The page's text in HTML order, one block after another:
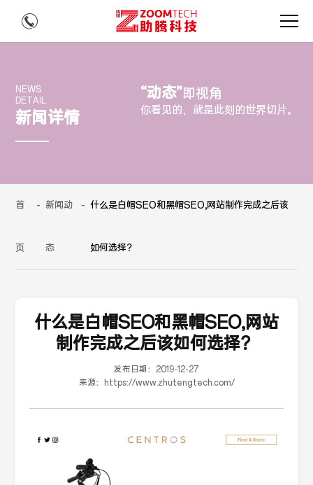
NEWS
DETAIL
新闻详情
“动态”即视角
你看见的，就是此刻的世界切片。
首
页
- 新闻动
态
- 什么是白帽SEO和黑帽SEO,网站制作完成之后该
如何选择？
什么是白帽SEO和黑帽SEO,网站
制作完成之后该如何选择？
发布日期： 2019-12-27
来源：
https://www.zhutengtech.com/